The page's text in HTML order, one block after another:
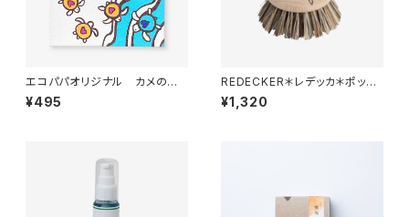
エコパパオリジナル カメのセ
ルローススポンジ
¥495
REDECKER＊レデッカ＊ポット
ブラシ＊鍋やフライパンの洗浄に
＊フェイス柄＊
¥1,320